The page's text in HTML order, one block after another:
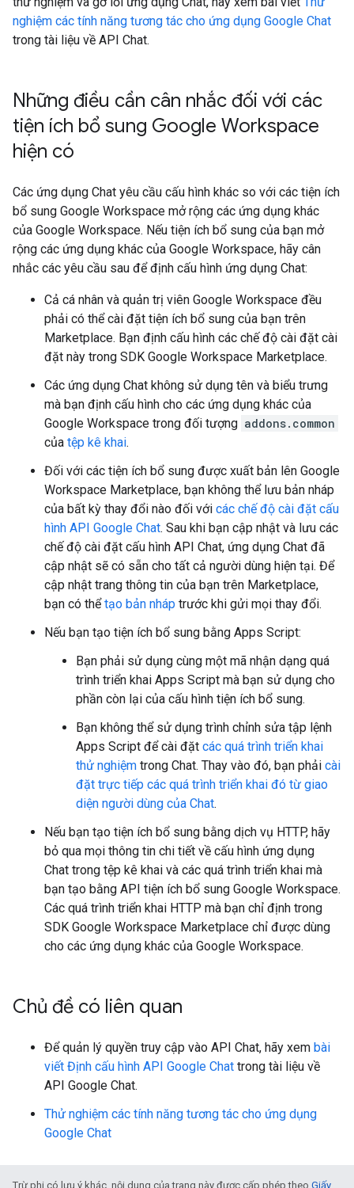
nghiệm các tính năng tương tác cho ứng dụng Google Chat
trong tài liệu về API Chat.
Những điều cần cân nhắc đối với các
tiện ích bổ sung Google Workspace
hiện có
Các ứng dụng Chat yêu cầu cấu hình khác so với các tiện ích
bổ sung Google Workspace mở rộng các ứng dụng khác
của Google Workspace. Nếu tiện ích bổ sung của bạn mở
rộng các ứng dụng khác của Google Workspace, hãy cân
nhắc các yêu cầu sau để định cấu hình ứng dụng Chat:
Cả cá nhân và quản trị viên Google Workspace đều
phải có thể cài đặt tiện ích bổ sung của bạn trên
Marketplace. Bạn định cấu hình các chế độ cài đặt cài
đặt này trong SDK Google Workspace Marketplace.
Các ứng dụng Chat không sử dụng tên và biểu trưng
mà bạn định cấu hình cho các ứng dụng khác của
Google Workspace trong đối tượng addons.common
của tệp kê khai.
Đối với các tiện ích bổ sung được xuất bản lên Google
Workspace Marketplace, bạn không thể lưu bản nháp
của bất kỳ thay đổi nào đối với các chế độ cài đặt cấu
hình API Google Chat. Sau khi bạn cập nhật và lưu các
chế độ cài đặt cấu hình API Chat, ứng dụng Chat đã
cập nhật sẽ có sẵn cho tất cả người dùng hiện tại. Để
cập nhật trang thông tin của bạn trên Marketplace,
bạn có thểtạo bản nháp trước khi gửi mọi thay đổi.
Nếu bạn tạo tiện ích bổ sung bằng Apps Script:
Bạn phải sử dụng cùng một mã nhận dạng quá
trình triển khai Apps Script mà bạn sử dụng cho
phần còn lại của cấu hình tiện ích bổ sung.
Bạn không thể sử dụng trình chỉnh sửa tập lệnh
Apps Script để cài đặt các quá trình triển khai
thử nghiệm trong Chat. Thay vào đó, bạn phải cài
đặt trực tiếp các quá trình triển khai đó từ giao
diện người dùng của Chat.
Nếu bạn tạo tiện ích bổ sung bằng dịch vụ HTTP, hãy
bỏ qua mọi thông tin chi tiết về cấu hình ứng dụng
Chat trong tệp kê khai và các quá trình triển khai mà
bạn tạo bằng API tiện ích bổ sung Google Workspace.
Các quá trình triển khai HTTP mà bạn chỉ định trong
SDK Google Workspace Marketplace chỉ được dùng
cho các ứng dụng khác của Google Workspace.
Chủ đề có liên quan
Để quản lý quyền truy cập vào API Chat, hãy xem bài
viết Định cấu hình API Google Chat trong tài liệu về
API Google Chat.
Thử nghiệm các tính năng tương tác cho ứng dụng
Google Chat
Trừ phi có lưu ý khác, nội dung của trang này được cấp phép theo Giấy